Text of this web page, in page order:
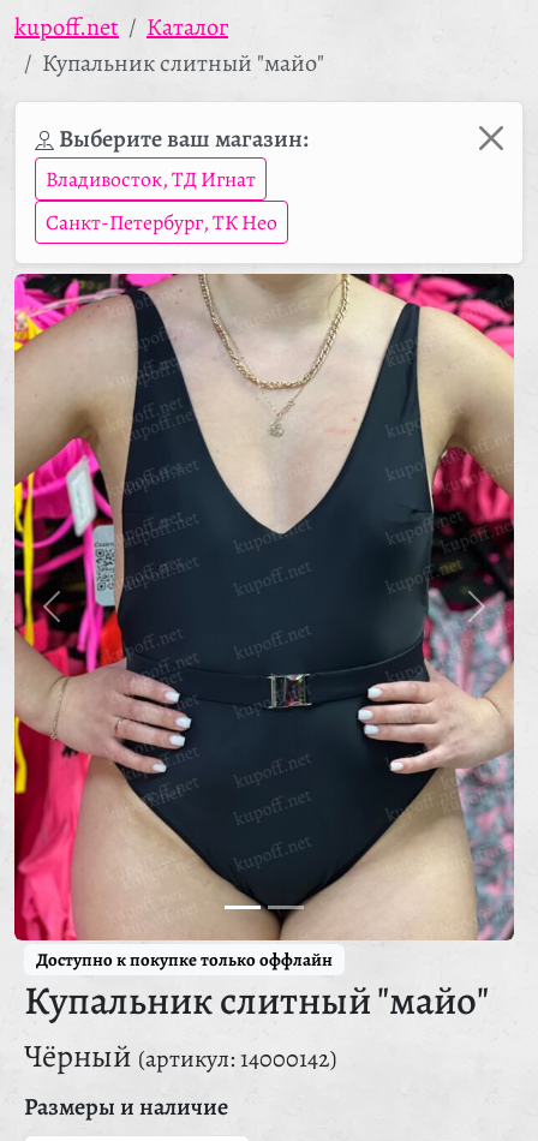
kupoff.net
Каталог
Купальник слитный "майо"
Выберите ваш магазин:
Владивосток, ТД Игнат
Санкт-Петербург, ТК Нео
Доступно к покупке только оффлайн
Купальник слитный "майо"
Чёрный (артикул: 14000142)
Размеры и наличие